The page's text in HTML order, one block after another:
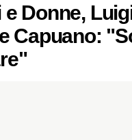
e Donne,
Capuano: